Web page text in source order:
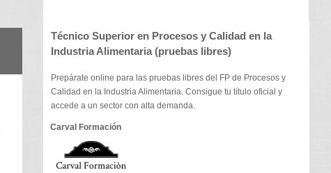
Técnico Superior en Procesos y Calidad en la
Industria Alimentaria (pruebas libres)
Prepárate online para las pruebas libres del FP de Procesos y
Calidad en la Industria Alimentaria. Consigue tu título oficial y
accede a un sector con alta demanda.
Carval Formación